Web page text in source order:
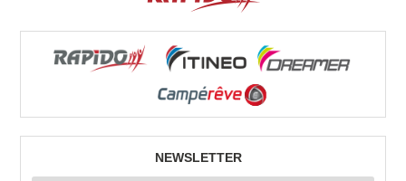
RENT CAMPERS GRAN CANARIA
Poligono Industrial Arinaga.
35118 Arinaga
NEWSLETTER